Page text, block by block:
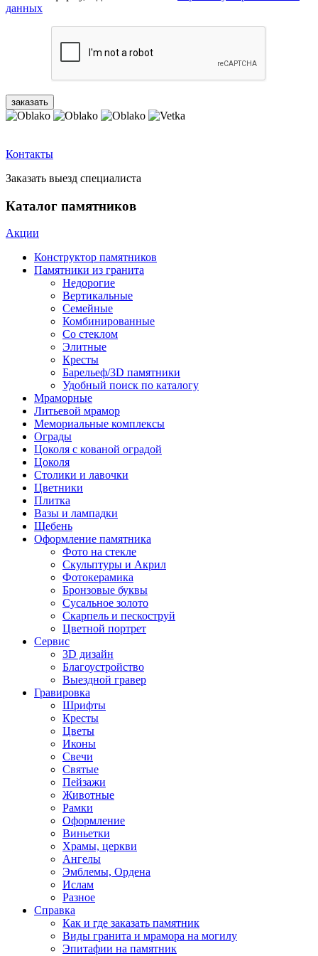
данных
Контакты
Заказать выезд специалиста
Каталог памятников
Акции
Конструктор памятников
Памятники из гранита
Недорогие
Вертикальные
Семейные
Комбинированные
Со стеклом
Элитные
Кресты
Барельеф/3D памятники
Удобный поиск по каталогу
Мраморные
Литьевой мрамор
Мемориальные комплексы
Ограды
Цоколя с кованой оградой
Цоколя
Столики и лавочки
Цветники
Плитка
Вазы и лампадки
Щебень
Оформление памятника
Фото на стекле
Скульптуры и Акрил
Фотокерамика
Бронзовые буквы
Сусальное золото
Скарпель и пескоструй
Цветной портрет
Сервис
3D дизайн
Благоустройство
Выездной гравер
Гравировка
Шрифты
Кресты
Цветы
Иконы
Свечи
Святые
Пейзажи
Животные
Рамки
Оформление
Виньетки
Храмы, церкви
Ангелы
Эмблемы, Ордена
Ислам
Разное
Справка
Как и где заказать памятник
Виды гранита и мрамора на могилу
Эпитафии на памятник